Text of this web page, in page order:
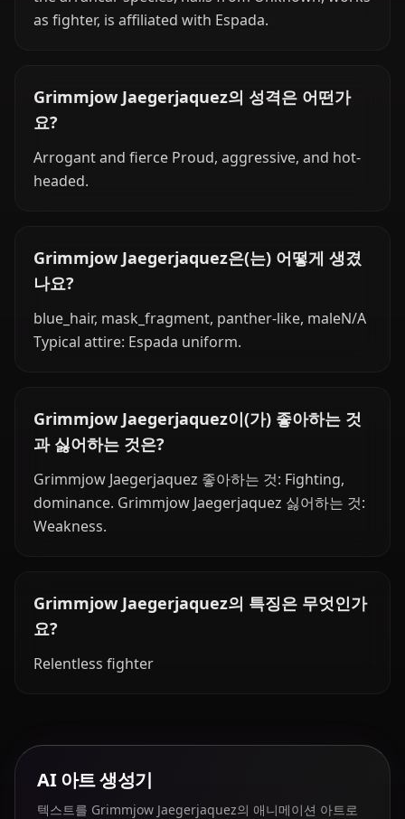
as fighter, is affiliated with Espada.
Grimmjow Jaegerjaquez의 성격은 어떤가
요?
Arrogant and fierce Proud, aggressive, and hot-
headed.
Grimmjow Jaegerjaquez은(는) 어떻게 생겼
나요?
blue_hair, mask_fragment, panther-like, maleN/A
Typical attire: Espada uniform.
Grimmjow Jaegerjaquez이(가) 좋아하는 것
과 싫어하는 것은?
Grimmjow Jaegerjaquez 좋아하는 것: Fighting,
dominance. Grimmjow Jaegerjaquez 싫어하는 것:
Weakness.
Grimmjow Jaegerjaquez의 특징은 무엇인가
요?
Relentless fighter
AI 아트 생성기
텍스트를 Grimmjow Jaegerjaquez의 애니메이션 아트로